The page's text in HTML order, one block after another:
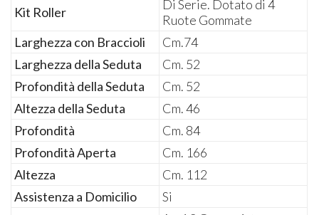
Kit Roller
Di Serie. Dotato di 4
Ruote Gommate
Larghezza con Braccioli
Cm.74
Larghezza della Seduta
Cm. 52
Profondità della Seduta
Cm. 52
Altezza della Seduta
Cm. 46
Profondità
Cm. 84
Profondità Aperta
Cm. 166
Altezza
Cm. 112
Assistenza a Domicilio
Si